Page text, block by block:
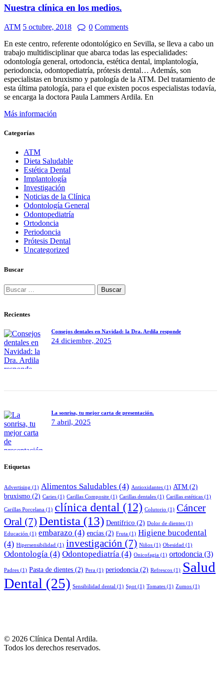
Nuestra clínica en los medios.
ATM 5 octubre, 2018 0 Comments
En este centro, referente odontológico en Sevilla, se lleva a cabo un
trabajo multidisciplinar que abarca todas las especialidades:
odontología general, ortodoncia, estética dental, implantología,
periodoncia, odontopediatría, prótesis dental… Además, son
especialistas en bruxismo y patología de la ATM. Del tratamiento de
esta última patología, para el que existen pocos especialistas todavía,
se encarga la doctora Paula Lammers Ardila. En
Más información
Categorías
ATM
Dieta Saludable
Estética Dental
Implantología
Investigación
Noticias de la Clínica
Odontología General
Odontopediatría
Ortodoncia
Periodoncia
Prótesis Dental
Uncategorized
Buscar
Buscar:
Recientes
Consejos dentales en Navidad: la Dra. Ardila responde
24 diciembre, 2025
La sonrisa, tu mejor carta de presentación.
7 abril, 2025
Etiquetas
Advertising (1) Alimentos Saludables (4) Antioxidantes (1) ATM (2)
bruxismo (2) Caries (1) Carillas Composite (1) Carillas dentales (1) Carillas estéticas (1)
Carillas Porcelana (1) clínica dental (12) Colutorio (1) Cáncer
Oral (7) Dentista (13) Dentífrico (2) Dolor de dientes (1)
Educación (1) embarazo (4) encías (2) Fruta (1) Higiene bucodental
(4) Hipersensibilidad (1) investigación (7) Niños (1) Obesidad (1)
Odontología (4) Odontopediatría (4) Onicofagia (1) ortodoncia (3)
Padres (1) Pasta de dientes (2) Pera (1) periodoncia (2) Refrescos (1) Salud
Dental (25) Sensibilidad dental (1) Spot (1) Tomates (1) Zumos (1)
© 2026 Clínica Dental Ardila.
Todos los derechos reservados.